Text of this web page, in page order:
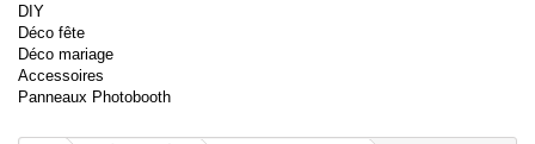
DIY
Déco fête
Déco mariage
Accessoires
Panneaux Photobooth